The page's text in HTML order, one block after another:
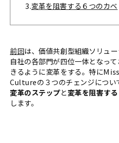
3.変革を阻害する６つのカベ
前回は、価値共創型組織ソリュ
自社の各部門が四位一体となっ
きるように変革をする。特に
Cultureの３つのチェンジについ
変革のステップと変革を阻害す
します。